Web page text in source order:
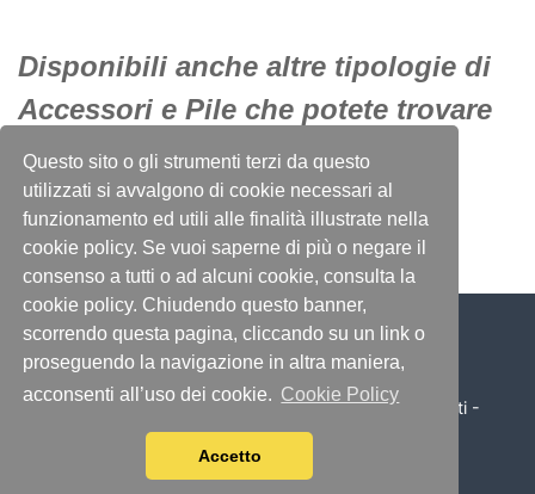
Questo sito o gli strumenti terzi da questo
utilizzati si avvalgono di cookie necessari al
funzionamento ed utili alle finalità illustrate nella
cookie policy. Se vuoi saperne di più o negare il
consenso a tutti o ad alcuni cookie, consulta la
cookie policy. Chiudendo questo banner,
scorrendo questa pagina, cliccando su un link o
proseguendo la navigazione in altra maniera,
acconsenti all’uso dei cookie. Cookie Policy
Accetto
Disponibili anche altre tipologie di
Accessori e Pile che potete trovare
sempre nel nostro negozio
online!!!!!
© 2026 Illumino Service S.r.l. - Tutti i diritti sono riservati -
P.IVA 04197070370 - byImmagica & Partner